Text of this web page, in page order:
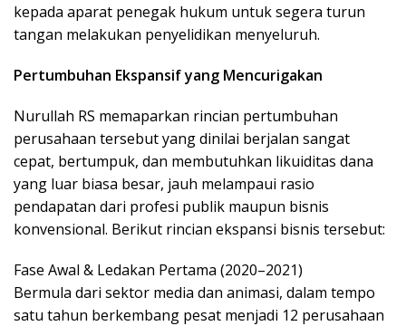
kepada aparat penegak hukum untuk segera turun
tangan melakukan penyelidikan menyeluruh.
Pertumbuhan Ekspansif yang Mencurigakan
Nurullah RS memaparkan rincian pertumbuhan
perusahaan tersebut yang dinilai berjalan sangat
cepat, bertumpuk, dan membutuhkan likuiditas dana
yang luar biasa besar, jauh melampaui rasio
pendapatan dari profesi publik maupun bisnis
konvensional. Berikut rincian ekspansi bisnis tersebut:
Fase Awal & Ledakan Pertama (2020–2021)
Bermula dari sektor media dan animasi, dalam tempo
satu tahun berkembang pesat menjadi 12 perusahaan